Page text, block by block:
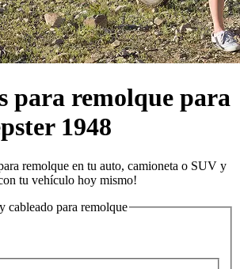
para remolque para
1948
remolque en tu auto, camioneta o SUV y
tu vehículo hoy mismo!
cableado para remolque